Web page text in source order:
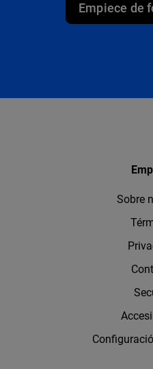
Empiece de
Sobre